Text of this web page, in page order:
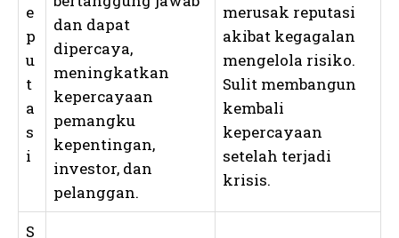
e
p
u
t
a
s
i
dan dapat
dipercaya,
meningkatkan
kepercayaan
pemangku
kepentingan,
investor, dan
pelanggan.
merusak reputasi
akibat kegagalan
mengelola risiko.
Sulit membangun
kembali
kepercayaan
setelah terjadi
krisis.
S